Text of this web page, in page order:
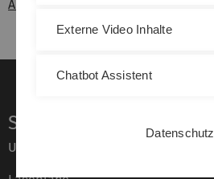
Abschluss
Service
Universität von A–Z
Externe Video Inhalte
Chatbot Assistent
Datenschutz